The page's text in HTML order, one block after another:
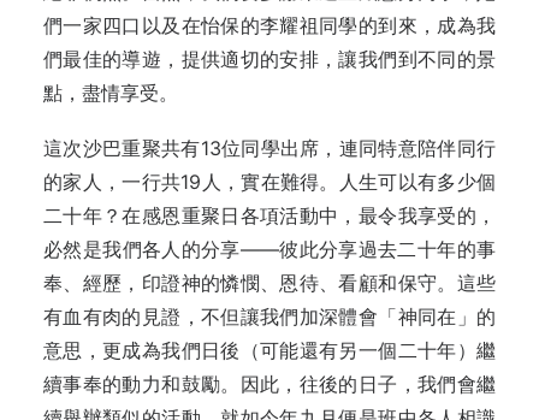
們一家四口以及在怡保的李耀祖同學的到來，成為我
們最佳的導遊，提供適切的安排，讓我們到不同的景
點，盡情享受。
這次沙巴重聚共有13位同學出席，連同特意陪伴同行
的家人，一行共19人，實在難得。人生可以有多少個
二十年？在感恩重聚日各項活動中，最令我享受的，
必然是我們各人的分享——彼此分享過去二十年的事
奉、經歷，印證神的憐憫、恩待、看顧和保守。這些
有血有肉的見證，不但讓我們加深體會「神同在」的
意思，更成為我們日後（可能還有另一個二十年）繼
續事奉的動力和鼓勵。因此，往後的日子，我們會繼